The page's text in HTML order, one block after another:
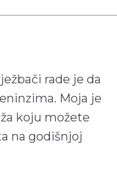
rade je da
Moja je
koju možete
na godišnjoj